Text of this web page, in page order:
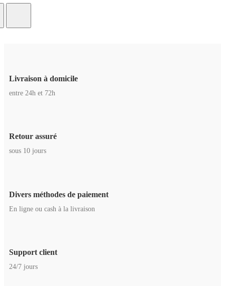
Livraison à domicile
entre 24h et 72h
Retour assuré
sous 10 jours
Divers méthodes de paiement
En ligne ou cash à la livraison
Support client
24/7 jours